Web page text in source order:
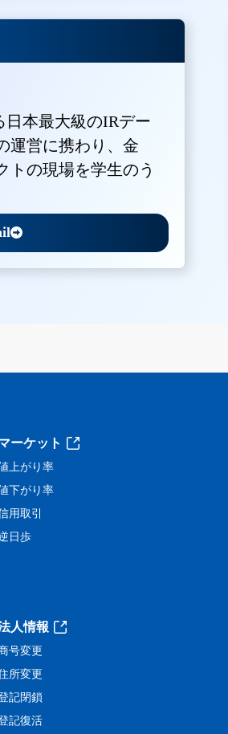
日本最大級のIRデー
運営に携わり、金
トの現場を学生のう
ーケット
上がり率
下がり率
用取引
日歩
人情報
号変更
所変更
記閉鎖
記復活